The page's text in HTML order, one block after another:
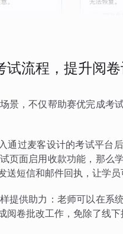
试流程，提升阅
景，不仅帮助赛优完成考
通过麦客设计的考试平台
页面启用收款功能，那么
短信和邮件回执，让学员
提供助力：老师可以在系
卷批改工作，免除了线下